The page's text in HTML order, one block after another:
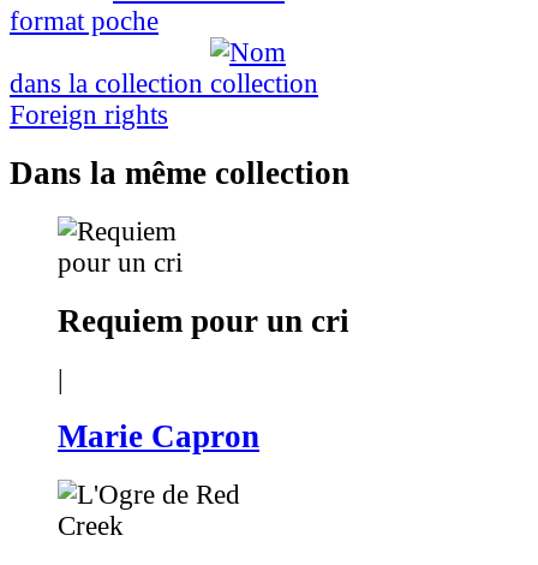
format poche
dans la collection
Foreign rights
Dans la même collection
Requiem pour un cri
|
Marie Capron